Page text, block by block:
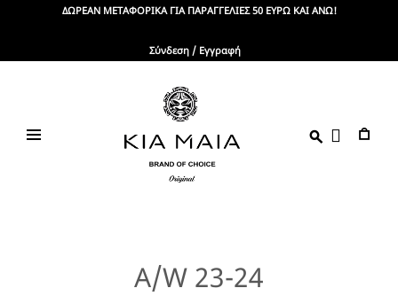
ΔΩΡΕΑΝ ΜΕΤΑΦΟΡΙΚΑ ΓΙΑ ΠΑΡΑΓΓΕΛΙΕΣ 50 ΕΥΡΩ ΚΑΙ ΑΝΩ!
Σύνδεση / Εγγραφή
A/W 23-24